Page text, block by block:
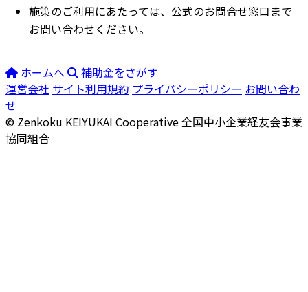
施策のご利用にあたっては、公式のお問合せ窓口まで
お問い合わせください。
ホームへ
補助金をさがす
運営会社 サイト利用規約 プライバシーポリシー お問い合わ
せ
© Zenkoku KEIYUKAI Cooperative全国中小企業経友会事業
協同組合